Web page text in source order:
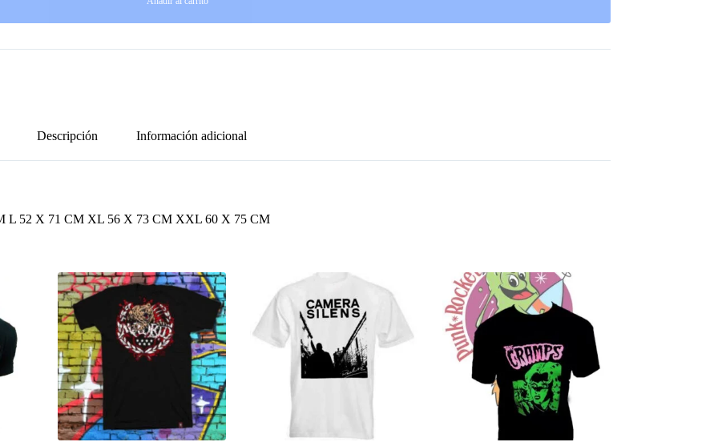
Descripción Información adicional
52 X 71 CM XL 56 X 73 CM XXL 60 X 75 CM